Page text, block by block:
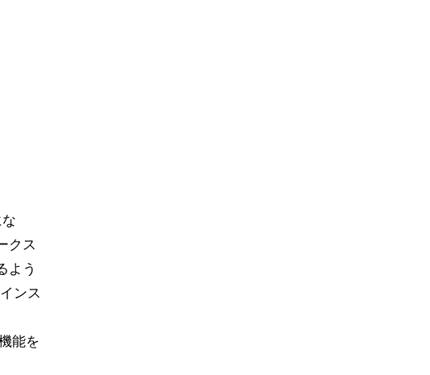
クス
よう
ンス
能を